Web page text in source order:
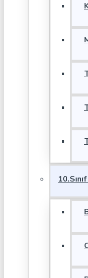
10.Sınıf